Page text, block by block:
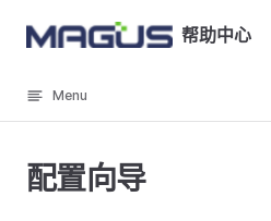
Skip to content 帮助中心
Menu
配置向导